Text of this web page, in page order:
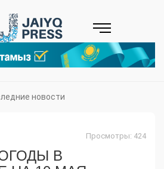
новости
Просмотры: 424
В